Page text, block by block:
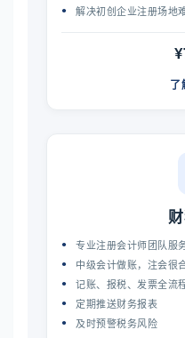
解决初创企业注册场地
专业注册会计师团队服
中级会计做账，注会很
记账、报税、发票全流
定期推送财务报表
及时预警税务风险